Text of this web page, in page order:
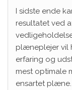
I sidste ende
resultatet ved
plæneplejer vil
erfaring og
mest optimale
ensartet plæne.